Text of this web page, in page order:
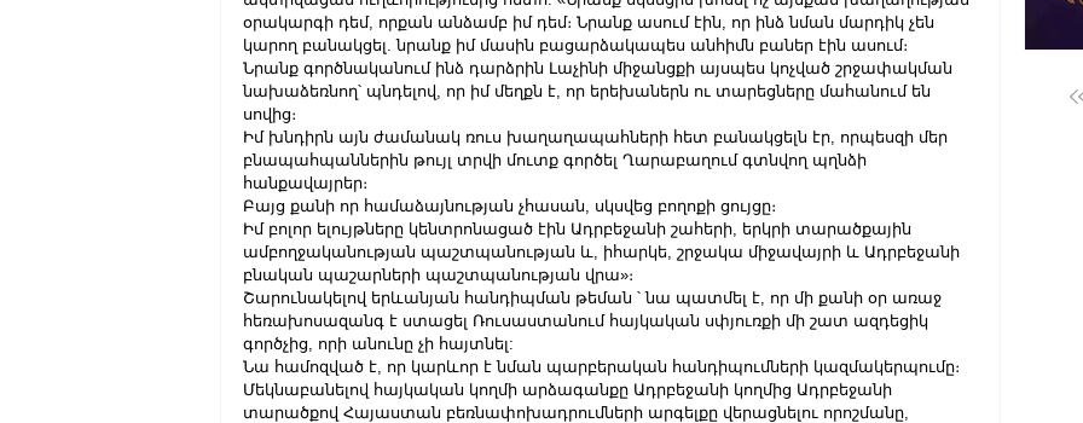
օրակարգի դեմ, որքան անձամբ իմ դեմ։ Նրանք ասում էին, որ ինձ նման մարդիկ չեն
կարող բանակցել. նրանք իմ մասին բացարձակապես անհիմն բաներ էին ասում։
Նրանք գործնականում ինձ դարձրին Լաչինի միջանցքի այսպես կոչված շրջափակման
նախաձեռնող՝ պնդելով, որ իմ մեղքն է, որ երեխաներն ու տարեցները մահանում են
սովից։
Իմ խնդիրն այն ժամանակ ռուս խաղաղապահների հետ բանակցելն էր, որպեսզի մեր
բնապահպաններին թույլ տրվի մուտք գործել Ղարաբաղում գտնվող պղնձի
հանքավայրեր։
Բայց քանի որ համաձայնության չհասան, սկսվեց բողոքի ցույցը։
Իմ բոլոր ելույթները կենտրոնացած էին Ադրբեջանի շահերի, երկրի տարածքային
ամբողջականության պաշտպանության և, իհարկե, շրջակա միջավայրի և Ադրբեջանի
բնական պաշարների պաշտպանության վրա»։
Շարունակելով երևանյան հանդիպման թեման ՝ նա պատմել է, որ մի քանի օր առաջ
հեռախոսազանգ է ստացել Ռուսաստանում հայկական սփյուռքի մի շատ ազդեցիկ
գործչից, որի անունը չի հայտնել:
Նա համոզված է, որ կարևոր է նման պարբերական հանդիպումների կազմակերպումը։
Մեկնաբանելով հայկական կողմի արձագանքը Ադրբեջանի կողմից Ադրբեջանի
տարածքով Հայաստան բեռնափոխադրումների արգելքը վերացնելու որոշմանը,